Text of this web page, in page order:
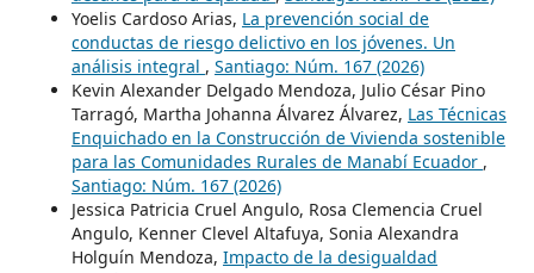
Yoelis Cardoso Arias, La prevención social de
conductas de riesgo delictivo en los jóvenes. Un
análisis integral , Santiago: Núm. 167 (2026)
Kevin Alexander Delgado Mendoza, Julio César Pino
Tarragó, Martha Johanna Álvarez Álvarez, Las Técnicas
Enquichado en la Construcción de Vivienda sostenible
para las Comunidades Rurales de Manabí Ecuador ,
Santiago: Núm. 167 (2026)
Jessica Patricia Cruel Angulo, Rosa Clemencia Cruel
Angulo, Kenner Clevel Altafuya, Sonia Alexandra
Holguín Mendoza, Impacto de la desigualdad